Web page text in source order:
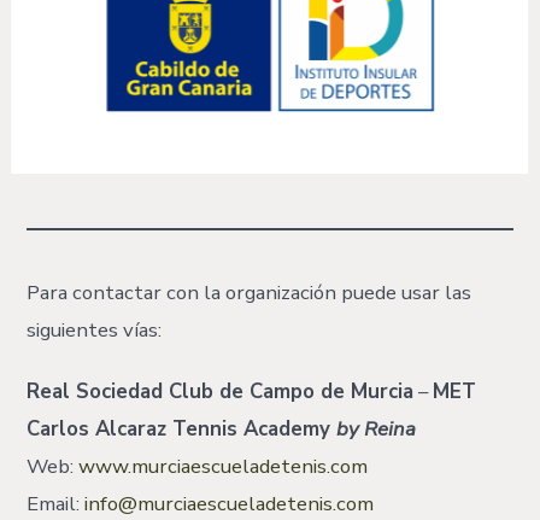
Para contactar con la organización puede usar las
siguientes vías:
Real Sociedad Club de Campo de Murcia –MET
Carlos Alcaraz Tennis Academyby Reina
Web: www.murciaescueladetenis.com
Email:info@murciaescueladetenis.com